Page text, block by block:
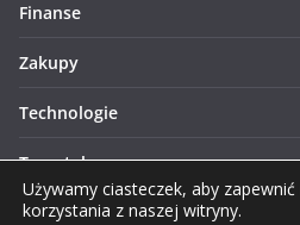
Finanse
Zakupy
Technologie
Turystyka
Używamy ciasteczek, aby
korzystania z naszej witryny.